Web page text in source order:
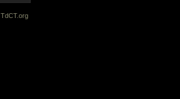
TdCT.org